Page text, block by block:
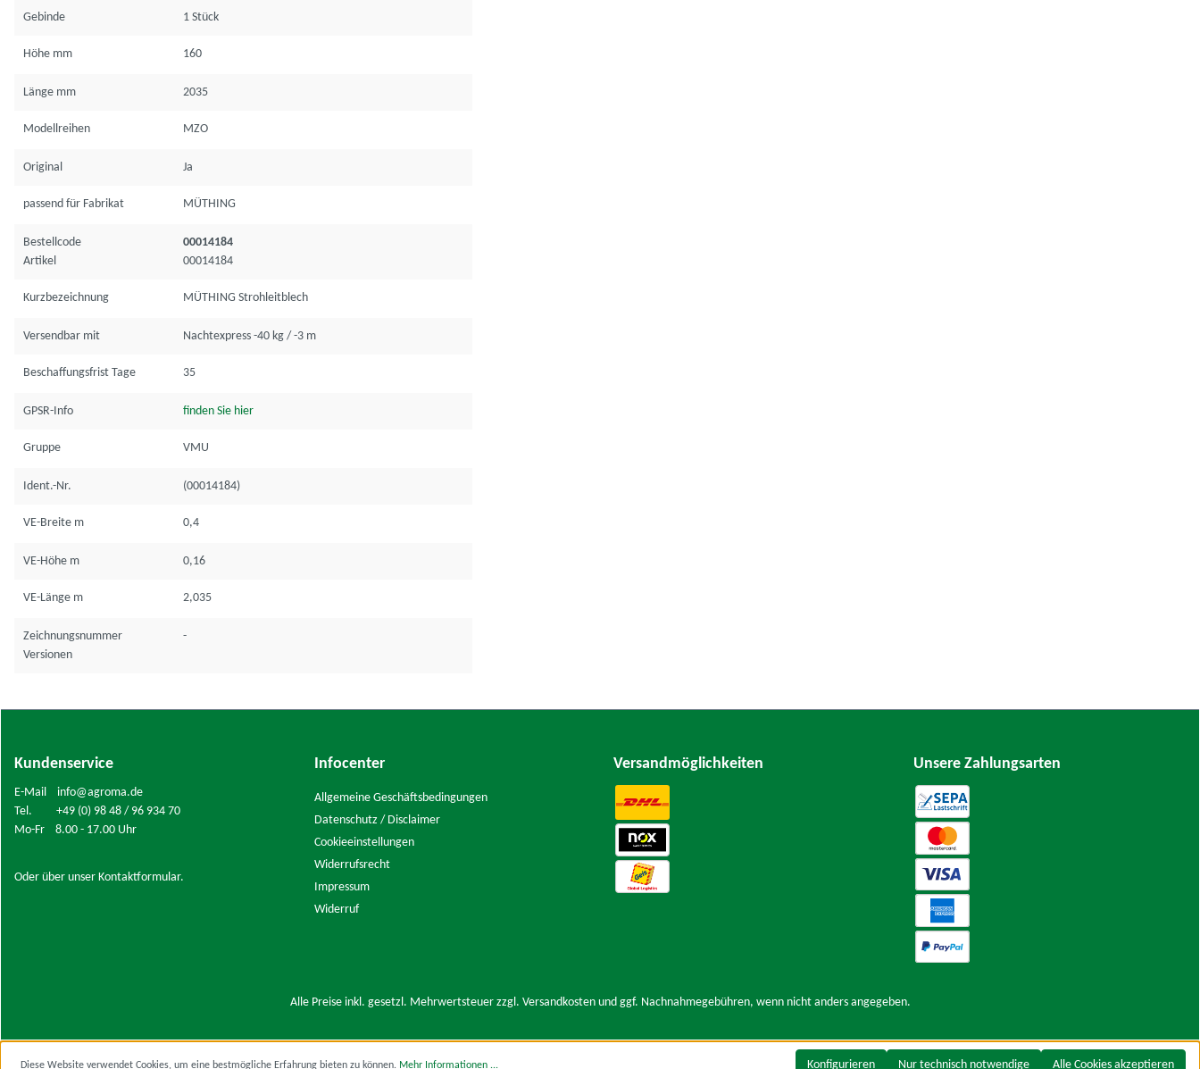
Gebinde 1 Stück
Höhe mm 160
Länge mm 2035
Modellreihen MZO
Original Ja
passend für Fabrikat MÜTHING
Bestellcode
Artikel
00014184
00014184
Kurzbezeichnung MÜTHING Strohleitblech
Versendbar mit Nachtexpress -40 kg / -3 m
Beschaffungsfrist Tage 35
GPSR-Info finden Sie hier
Gruppe VMU
Ident.-Nr. (00014184)
VE-Breite m 0,4
VE-Höhe m 0,16
VE-Länge m 2,035
Zeichnungsnummer
Versionen
-
Kundenservice
E-Mail info@agroma.de
Tel. +49 (0) 98 48 / 96 934 70
Mo-Fr 8.00 - 17.00 Uhr
Oder über unser Kontaktformular.
Infocenter
Allgemeine Geschäftsbedingungen
Datenschutz / Disclaimer
Cookieeinstellungen
Widerrufsrecht
Impressum
Widerruf
Versandmöglichkeiten Unsere Zahlungsarten
Alle Preise inkl. gesetzl. Mehrwertsteuer zzgl. Versandkostenund ggf. Nachnahmegebühren, wenn nicht anders angegeben.
Diese Website verwendet Cookies, um eine bestmögliche Erfahrung bieten zu können. Mehr Informationen ... Nur technisch notwendige
Konfigurieren Alle Cookies akzeptieren